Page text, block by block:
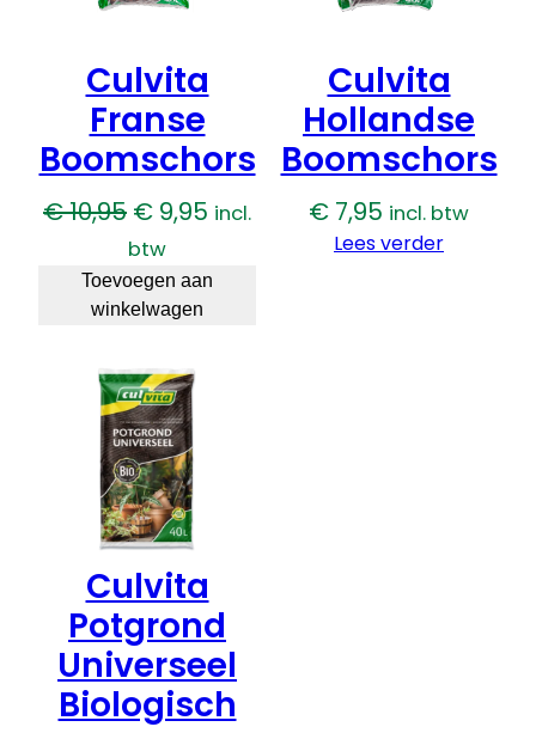
Culvita
Franse
Boomschors
€10,95 Oorspronkelijke
prijs
was:
€ 10,95.
€ 9,95 Huidige
is:
incl.
btw
Toevoegen aan
winkelwagen
Culvita
Hollandse
Boomschors
€ 7,95 incl. btw
Lees verder
Culvita
Potgrond
Universeel
Biologisch